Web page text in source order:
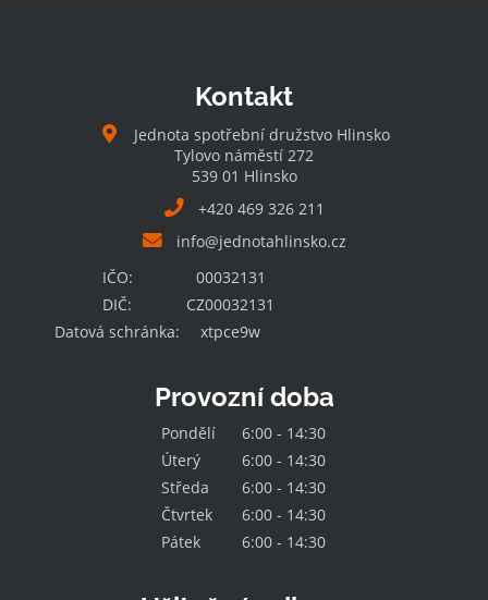
Kontakt
Jednota spotřební družstvo Hlinsko
Tylovo náměstí 272
539 01 Hlinsko
+420 469 326 211
info@jednotahlinsko.cz
IČO:
00032131
DIČ:
CZ00032131
Datová schránka:
xtpce9w
Provozní doba
Pondělí
6:00 - 14:30
Úterý
6:00 - 14:30
Středa
6:00 - 14:30
Čtvrtek
6:00 - 14:30
Pátek
6:00 - 14:30